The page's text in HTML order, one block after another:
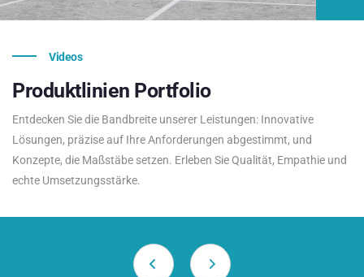
Videos
Produktlinien Portfolio
Entdecken Sie die Bandbreite unserer Leistungen: Innovative
Lösungen, präzise auf Ihre Anforderungen abgestimmt, und
Konzepte, die Maßstäbe setzen. Erleben Sie Qualität, Empathie und
echte Umsetzungsstärke.